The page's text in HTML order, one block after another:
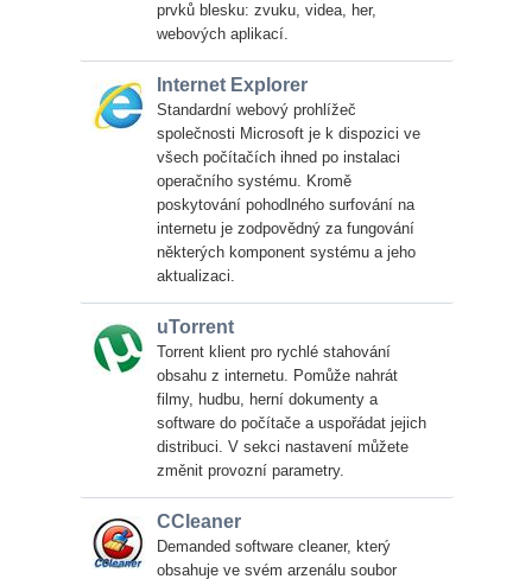
prvků blesku: zvuku, videa, her,
webových aplikací.
Internet Explorer
Standardní webový prohlížeč
společnosti Microsoft je k dispozici ve
všech počítačích ihned po instalaci
operačního systému. Kromě
poskytování pohodlného surfování na
internetu je zodpovědný za fungování
některých komponent systému a jeho
aktualizaci.
uTorrent
Torrent klient pro rychlé stahování
obsahu z internetu. Pomůže nahrát
filmy, hudbu, herní dokumenty a
software do počítače a uspořádat jejich
distribuci. V sekci nastavení můžete
změnit provozní parametry.
CCleaner
Demanded software cleaner, který
obsahuje ve svém arzenálu soubor